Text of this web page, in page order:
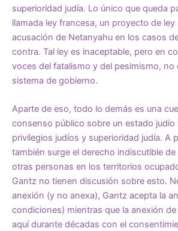
superioridad judía. Lo único que queda
llamada ley francesa, un proyecto de ley
acusación de Netanyahu en los casos
contra. Tal ley es inaceptable, pero en
voces del fatalismo y del pesimismo, no
sistema de gobierno.
Aparte de eso, todo lo demás es una
consenso público sobre un estado judío
privilegios judíos y superioridad judía. A
también surge el derecho indiscutible
otras personas en los territorios
Gantz no tienen discusión sobre esto.
anexión (y no anexa), Gantz acepta la
condiciones) mientras que la anexión
aquí durante décadas con el